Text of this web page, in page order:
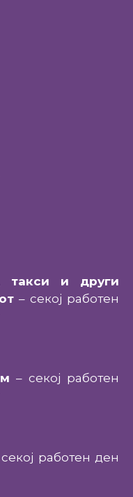
такси и други
– секој работен
– секој работен
работен ден